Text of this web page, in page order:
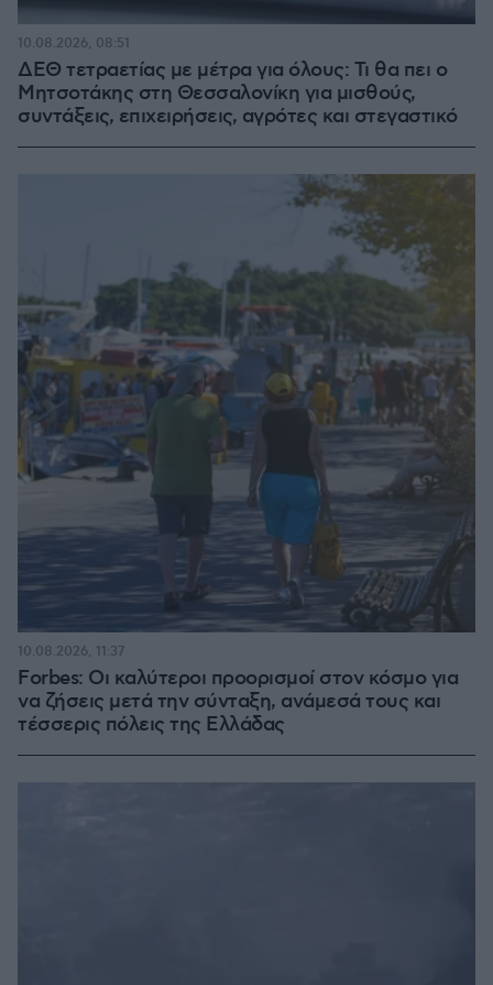
ΔΕΘ τετραετίας με μέτρα για όλους: Τι θα πει ο
Μητσοτάκης στη Θεσσαλονίκη για μισθούς,
συντάξεις, επιχειρήσεις, αγρότες και στεγαστικό
10.08.2026, 08:51
Forbes: Οι καλύτεροι προορισμοί στον κόσμο για
να ζήσεις μετά την σύνταξη, ανάμεσά τους και
τέσσερις πόλεις της Ελλάδας
10.08.2026, 11:37